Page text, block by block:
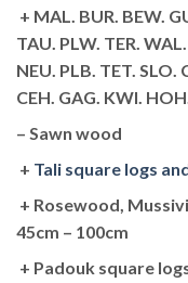
+ MAL. BUR. BEW.
TAU. PLW. TER.
NEU. PLB. TET. SLO.
CEH. GAG. KWI.
– Sawn wood
+ Tali square logs
+ Rosewood,
45cm – 100cm
+ Padouk square